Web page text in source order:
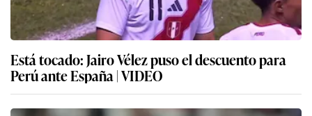
Está tocado: Jairo Vélez puso el descuento para
Perú ante España | VIDEO